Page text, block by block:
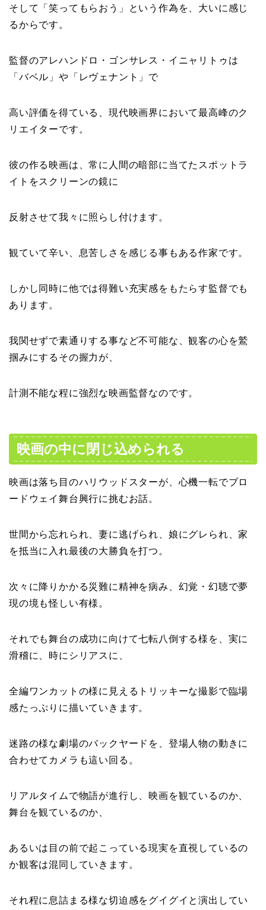
そして「笑ってもらおう」という作為を、大いに感じ
るからです。
監督のアレハンドロ・ゴンサレス・イニャリトゥは
「バベル」や「レヴェナント」で
高い評価を得ている、現代映画界において最高峰のク
リエイターです。
彼の作る映画は、常に人間の暗部に当てたスポットラ
イトをスクリーンの鏡に
反射させて我々に照らし付けます。
観ていて辛い、息苦しさを感じる事もある作家です。
しかし同時に他では得難い充実感をもたらす監督でも
あります。
我関せずで素通りする事など不可能な、観客の心を鷲
掴みにするその握力が、
計測不能な程に強烈な映画監督なのです。
映画の中に閉じ込められる
映画は落ち目のハリウッドスターが、心機一転でブロ
ードウェイ舞台興行に挑むお話。
世間から忘れられ、妻に逃げられ、娘にグレられ、家
を抵当に入れ最後の大勝負を打つ。
次々に降りかかる災難に精神を病み、幻覚・幻聴で夢
現の境も怪しい有様。
それでも舞台の成功に向けて七転八倒する様を、実に
滑稽に、時にシリアスに、
全編ワンカットの様に見えるトリッキーな撮影で臨場
感たっぷりに描いていきます。
迷路の様な劇場のバックヤードを、登場人物の動きに
合わせてカメラも這い回る。
リアルタイムで物語が進行し、映画を観ているのか、
舞台を観ているのか、
あるいは目の前で起こっている現実を直視しているの
か観客は混同していきます。
それ程に息詰まる様な切迫感をグイグイと演出してい